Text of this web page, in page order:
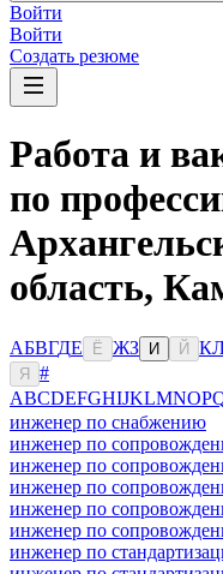
Войти
Войти
Создать резюме
Работа и
по
область,
АБВГДЕ Ё ЖЗ И Й К
Я
#
ABCDEFGHIJKLMNOP
инженер по снабжению
инженер по
инженер по
инженер по
инженер по
инженер по
инженер по